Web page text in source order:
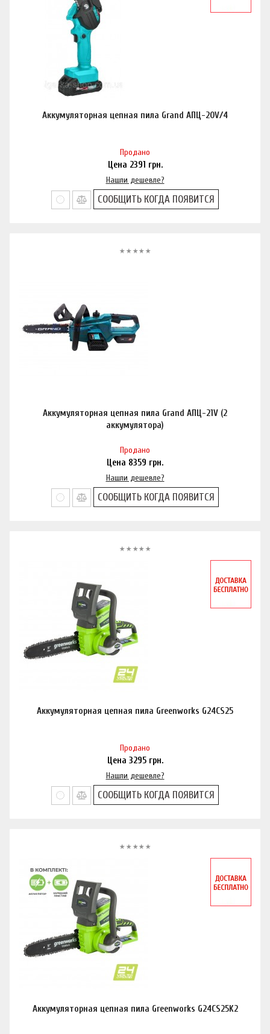
Аккумуляторная цепная пила Grand АПЦ-20V/4
Продано
Цена 2391 грн.
Нашли дешевле?
СООБЩИТЬ КОГДА ПОЯВИТСЯ
Аккумуляторная цепная пила Grand АПЦ-21V (2
аккумулятора)
Продано
Цена 8359 грн.
Нашли дешевле?
СООБЩИТЬ КОГДА ПОЯВИТСЯ
Аккумуляторная цепная пила Greenworks G24CS25
Продано
Цена 3295грн.
Нашли дешевле?
СООБЩИТЬ КОГДА ПОЯВИТСЯ
Аккумуляторная цепная пила Greenworks G24CS25K2